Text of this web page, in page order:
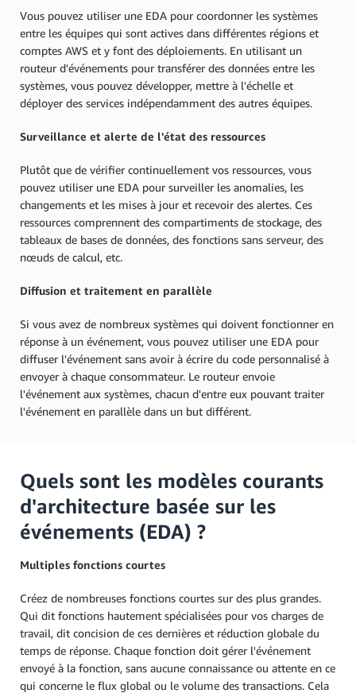
Vous pouvez utiliser une EDA pour coordonner les systèmes
entre les équipes qui sont actives dans différentes régions et
comptes AWS et y font des déploiements. En utilisant un
routeur d'événements pour transférer des données entre les
systèmes, vous pouvez développer, mettre à l'échelle et
déployer des services indépendamment des autres équipes.
Surveillance et alerte de l'état des ressources
Plutôt que de vérifier continuellement vos ressources, vous
pouvez utiliser une EDA pour surveiller les anomalies, les
changements et les mises à jour et recevoir des alertes. Ces
ressources comprennent des compartiments de stockage, des
tableaux de bases de données, des fonctions sans serveur, des
nœuds de calcul, etc.
Diffusion et traitement en parallèle
Si vous avez de nombreux systèmes qui doivent fonctionner en
réponse à un événement, vous pouvez utiliser une EDA pour
diffuser l'événement sans avoir à écrire du code personnalisé à
envoyer à chaque consommateur. Le routeur envoie
l'événement aux systèmes, chacun d'entre eux pouvant traiter
l'événement en parallèle dans un but différent.
Quels sont les modèles courants
d'architecture basée sur les
événements (EDA) ?
Multiples fonctions courtes
Créez de nombreuses fonctions courtes sur des plus grandes.
Qui dit fonctions hautement spécialisées pour vos charges de
travail, dit concision de ces dernières et réduction globale du
temps de réponse. Chaque fonction doit gérer l'événement
envoyé à la fonction, sans aucune connaissance ou attente en ce
qui concerne le flux global ou le volume des transactions. Cela